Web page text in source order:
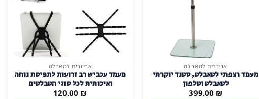
אביזרים לטאבלט
מעמד רצפתי לטאבלט, סטנד יוקרתי
לטאבלט וטלפון
399.00 ₪
אביזרים לטאבלט
מעמד עכביש רב זרועות לתפיסת נוחה
ואיכותית לכל סוגי הטבלטים
120.00 ₪